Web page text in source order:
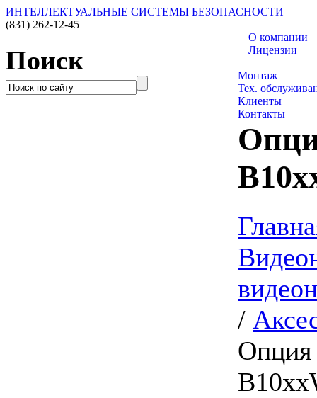
ИНТЕЛЛЕКТУАЛЬНЫЕ СИСТЕМЫ БЕЗОПАСНОСТИ
(831) 262-12-45
Поиск
О компании
Лицензии
Монтаж
Тех.
Клиенты
Контакты
/
Опция